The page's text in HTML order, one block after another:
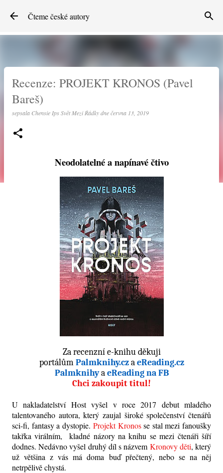
Přeskočit na hlavní obsah
Čteme české autory
Recenze: PROJEKT KRONOS (Pavel
Bareš)
sepsala Chensie Ips Svět Mezi Řádkydnečervna 13, 2019
Neodolatelné a napínavé čtivo
Za recenzní e-knihu děkuji
portálům Palmknihy.cz a eReading.cz
PalmknihyaeReading na FB
Chci zakoupit titul!
U nakladatelství Host vyšel v roce 2017 debut mladého
talentovaného autora, který zaujal široké společenství čtenářů
sci-fi, fantasy a dystopie.Projekt Kronosse stal mezi fanoušky
takřka virálním, kladné názory na knihu se mezi čtenáři šíří
dodnes. Nedávno vyšel druhý díl s názvem Kronovy děti, který
už většina z vás má doma buď přečtený, nebo se na něj
netrpělivě chystá.